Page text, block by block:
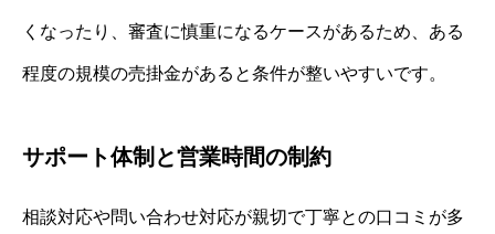
くなったり、審査に慎重になるケースがあるため、ある
程度の規模の売掛金があると条件が整いやすいです。
サポート体制と営業時間の制約
相談対応や問い合わせ対応が親切で丁寧との口コミが多